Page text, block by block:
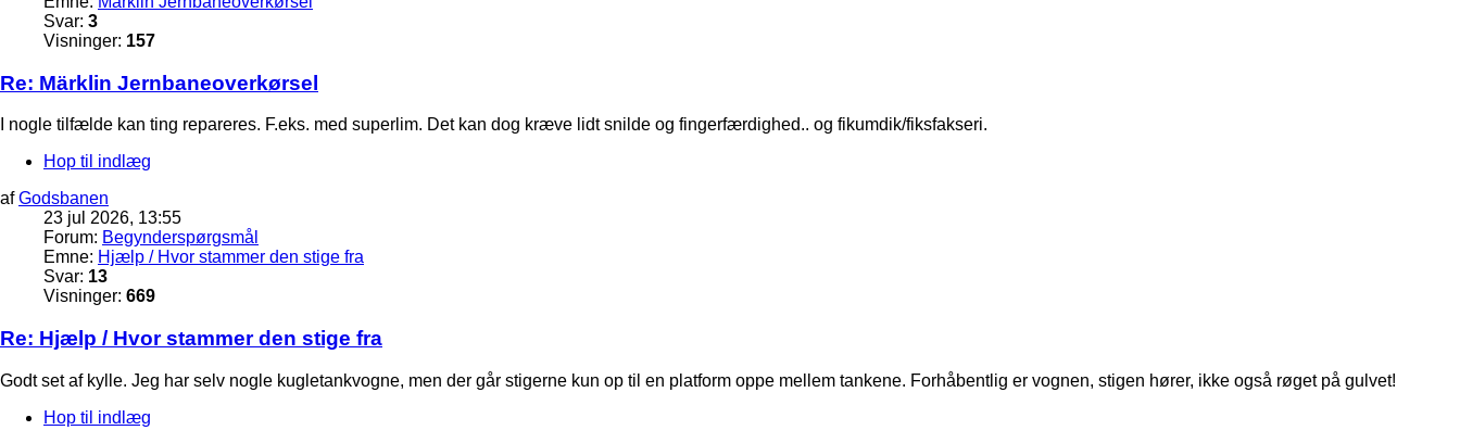
Svar: 3
Visninger: 157
Re: Märklin Jernbaneoverkørsel
I nogle tilfælde kan ting repareres. F.eks. med superlim. Det kan dog kræve lidt snilde og fingerfærdighed.. og fikumdik/fiksfakseri.
Hop til indlæg
afGodsbanen
23 jul 2026, 13:55
Forum: Begynderspørgsmål
Emne: Hjælp / Hvor stammer den stige fra
Svar: 13
Visninger: 669
Re: Hjælp / Hvor stammer den stige fra
Godt set af kylle. Jeg har selv nogle kugletankvogne, men der går stigerne kun op til en platform oppe mellem tankene. Forhåbentlig er vognen, stigen hører, ikke også røget på gulvet!
Hop til indlæg